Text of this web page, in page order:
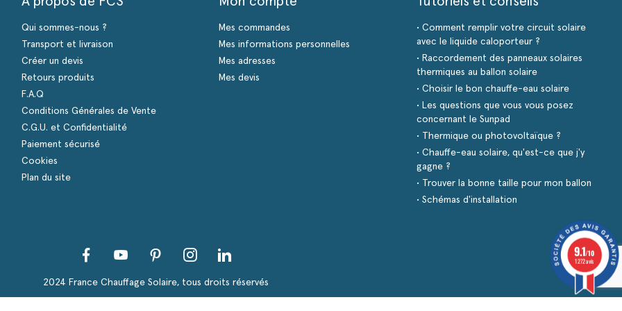
Qui sommes-nous ?
Transport et livraison
Créer un devis
Retours produits
F.A.Q
Conditions Générales de Vente
C.G.U. et Confidentialité
Paiement sécurisé
Cookies
Plan du site
Mes commandes
Mes informations personnelles
Mes adresses
Mes devis
• Comment remplir votre circuit solaire
avec le liquide caloporteur ?
• Raccordement des panneaux solaires
thermiques au ballon solaire
• Choisir le bon chauffe-eau solaire
• Les questions que vous vous posez
concernant le Sunpad
• Thermique ou photovoltaïque ?
• Chauffe-eau solaire, qu'est-ce que j'y
gagne ?
• Trouver la bonne taille pour mon ballon
• Schémas d'installation
FacebookYouTube PinterestInstagram
2024 France Chauffage Solaire, tous droits réservés
de confidentialité, en garantissant la conformité avec les réglementations. Personnalisez vos préférences pour
9.1/10
1272 avis